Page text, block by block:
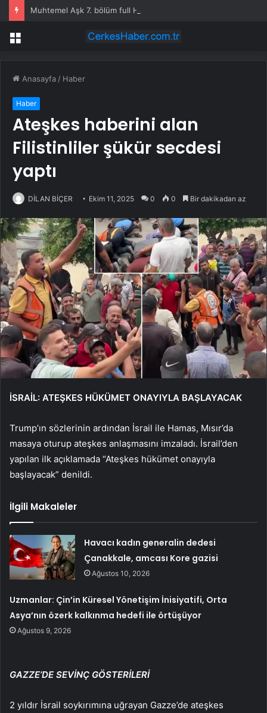
Menü
Anasayfa / Haber
Haber
Ateşkes haberini alan
Filistinliler şükür secdesi
yaptı
DİLAN BİÇER Ekim 11, 2025 0 0 Bir dakikadan az
İSRAİL: ATEŞKES HÜKÜMET ONAYIYLA BAŞLAYACAK
Trump’ın sözlerinin ardından İsrail ile Hamas, Mısır’da
masaya oturup ateşkes anlaşmasını imzaladı. İsrail’den
yapılan ilk açıklamada “Ateşkes hükümet onayıyla
başlayacak” denildi.
İlgili Makaleler
Havacı kadın generalin dedesi
Çanakkale, amcası Kore gazisi
Ağustos 10, 2026
Uzmanlar: Çin’in Küresel Yönetişim İnisiyatifi, Orta
Asya’nın özerk kalkınma hedefi ile örtüşüyor
Ağustos 9, 2026
GAZZE’DE SEVİNÇ GÖSTERİLERİ
2 yıldır İsrail soykırımına uğrayan Gazze’de ateşkes